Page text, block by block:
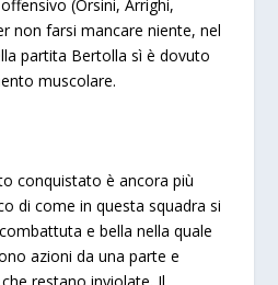
(Orsini, Arrighi,
non farsi mancare niente, nel
partita Bertolla sì è dovuto
muscolare.
conquistato è ancora più
di come in questa squadra si
e bella nella quale
azioni da una parte e
restano inviolate. Il